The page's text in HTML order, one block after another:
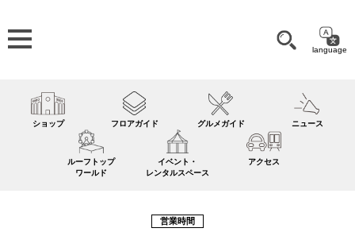
language
ショップ フロアガイド グルメガイド ニュース
ルーフトップ
ワールド
イベント・
レンタルスペース
アクセス
営業時間